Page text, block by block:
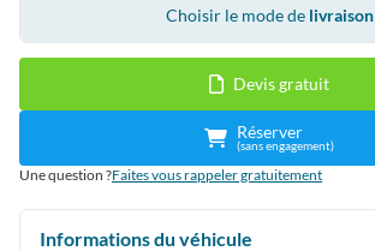
Choisir le mode de livraison
Devis gratuit
Réserver
(sans engagement)
Une question ?Faites vous rappeler gratuitement
Informations du véhicule